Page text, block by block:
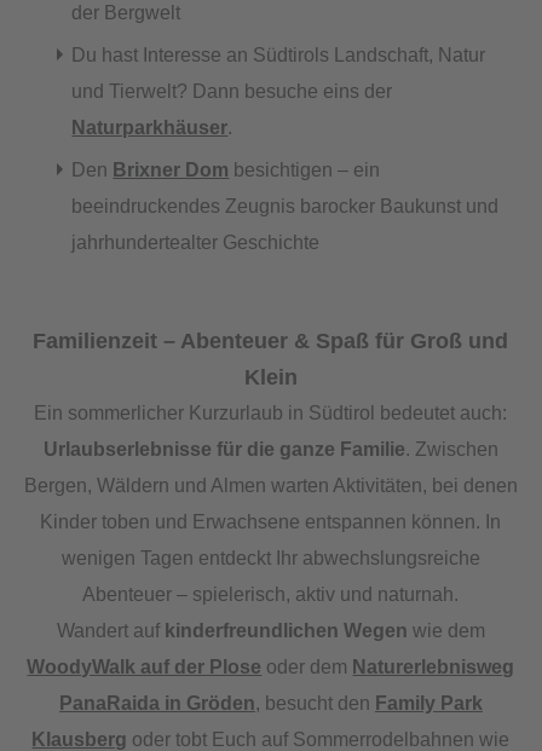
der Bergwelt
Du hast Interesse an Südtirols Landschaft, Natur
und Tierwelt? Dann besuche eins der
Naturparkhäuser.
Den Brixner Dom besichtigen – ein
beeindruckendes Zeugnis barocker Baukunst und
jahrhundertealter Geschichte
Familienzeit – Abenteuer & Spaß für Groß und
Klein
Ein sommerlicher Kurzurlaub in Südtirol bedeutet auch:
Urlaubserlebnisse für die ganze Familie. Zwischen
Bergen, Wäldern und Almen warten Aktivitäten, bei denen
Kinder toben und Erwachsene entspannen können. In
wenigen Tagen entdeckt Ihr abwechslungsreiche
Abenteuer – spielerisch, aktiv und naturnah.
Wandert auf kinderfreundlichen Wegen wie dem
WoodyWalk auf der Plose oder dem Naturerlebnisweg
PanaRaida in Gröden, besucht den Family Park
Klausberg oder tobt Euch auf Sommerrodelbahnen wie